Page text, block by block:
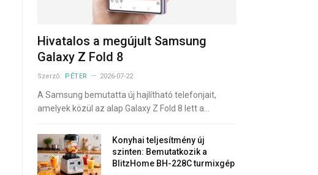
Hivatalos a megújult Samsung
Galaxy Z Fold 8
Szerző: PÉTER 2026-07-22
A Samsung bemutatta új hajlítható telefonjait,
amelyek közül az alap Galaxy Z Fold 8 lett a…
Konyhai teljesítmény új
szinten: Bemutatkozik a
BlitzHome BH-228C turmixgép